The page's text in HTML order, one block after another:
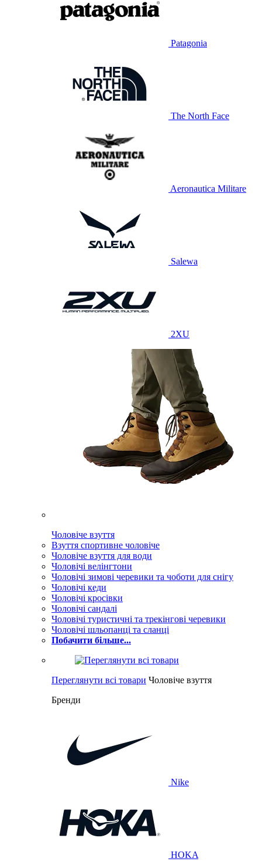
Patagonia
The North Face
Aeronautica Militare
Salewa
2XU
Чоловіче взуття
Взуття спортивне чоловіче
Чоловіче взуття для води
Чоловічі велінгтони
Чоловічі зимові черевики та чоботи для снігу
Чоловічі кеди
Чоловічі кросівки
Чоловічі сандалі
Чоловічі туристичні та трекінгові черевики
Чоловічі шльопанці та сланці
Побачити більше...
Переглянути всі товари Чоловіче взуття
Бренди
Nike
HOKA